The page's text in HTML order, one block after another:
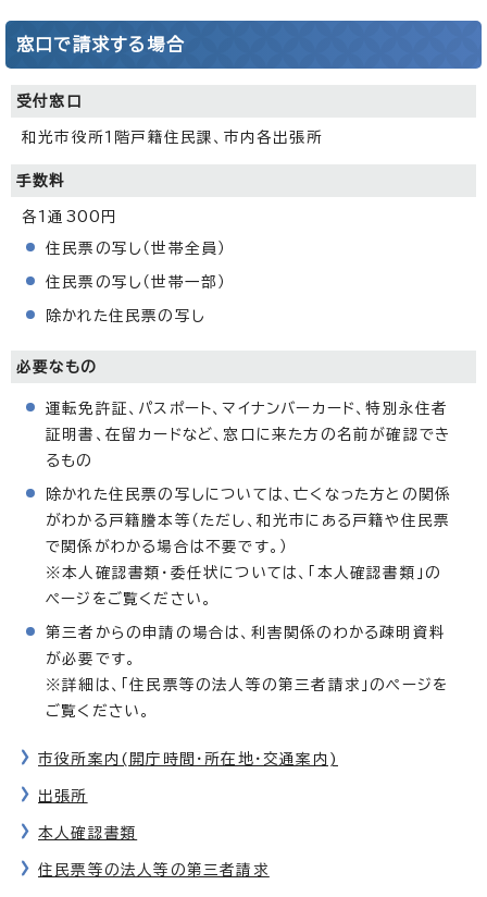
窓口で請求する場合
受付窓口
和光市役所1階戸籍住民課、市内各出張所
手数料
各1通300円
住民票の写し（世帯全員）
住民票の写し（世帯一部）
除かれた住民票の写し
必要なもの
運転免許証、パスポート、マイナンバーカード、特別永住者
証明書、在留カードなど、窓口に来た方の名前が確認でき
るもの
除かれた住民票の写しについては、亡くなった方との関係
がわかる戸籍謄本等（ただし、和光市にある戸籍や住民票
で関係がわかる場合は不要です。）
※本人確認書類・委任状については、「本人確認書類」の
ページをご覧ください。
第三者からの申請の場合は、利害関係のわかる疎明資料
が必要です。
※詳細は、「住民票等の法人等の第三者請求」のページを
ご覧ください。
市役所案内(開庁時間・所在地・交通案内)
出張所
本人確認書類
住民票等の法人等の第三者請求